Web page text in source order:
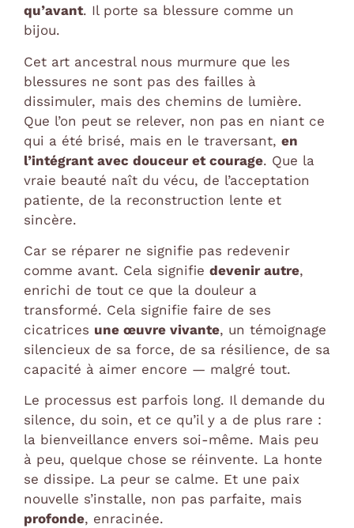
qu’avant. Il porte sa blessure comme un
bijou.
Cet art ancestral nous murmure que les
blessures ne sont pas des failles à
dissimuler, mais des chemins de lumière.
Que l’on peut se relever, non pas en niant ce
qui a été brisé, mais en le traversant, en
l’intégrant avec douceur et courage. Que la
vraie beauté naît du vécu, de l’acceptation
patiente, de la reconstruction lente et
sincère.
Car se réparer ne signifie pas redevenir
comme avant. Cela signifie devenir autre,
enrichi de tout ce que la douleur a
transformé. Cela signifie faire de ses
cicatrices une œuvre vivante, un témoignage
silencieux de sa force, de sa résilience, de sa
capacité à aimer encore — malgré tout.
Le processus est parfois long. Il demande du
silence, du soin, et ce qu’il y a de plus rare :
la bienveillance envers soi-même. Mais peu
à peu, quelque chose se réinvente. La honte
se dissipe. La peur se calme. Et une paix
nouvelle s’installe, non pas parfaite, mais
profonde, enracinée.